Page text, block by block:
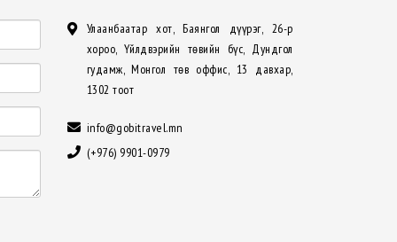
Улаанбаатар хот, Баянгол дүүрэг, 26-р
хороо, Үйлдвэрийн төвийн бүс, Дундгол
гудамж, Монгол төв оффис, 13 давхар,
1302 тоот
info@gobitravel.mn
(+976) 9901-0979